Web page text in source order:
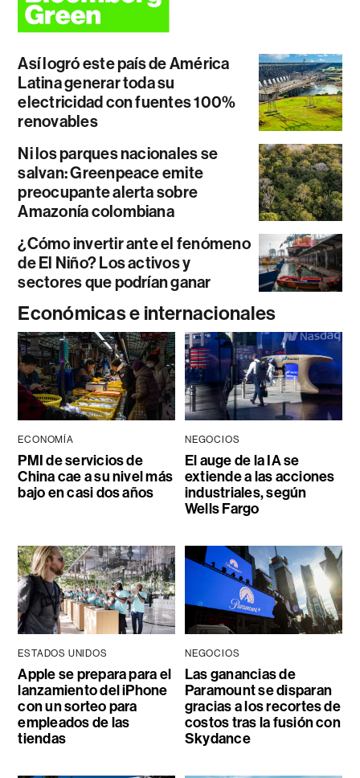
Así logró este país de América
Latina generar toda su
electricidad con fuentes 100%
renovables
Ni los parques nacionales se
salvan: Greenpeace emite
preocupante alerta sobre
Amazonía colombiana
¿Cómo invertir ante el fenómeno
de El Niño? Los activos y
sectores que podrían ganar
Económicas e internacionales
ECONOMÍA
PMI de servicios de
China cae a su nivel más
bajo en casi dos años
NEGOCIOS
El auge de la IA se
extiende a las acciones
industriales, según
Wells Fargo
ESTADOS UNIDOS
Apple se prepara para el
lanzamiento del iPhone
con un sorteo para
empleados de las
tiendas
NEGOCIOS
Las ganancias de
Paramount se disparan
gracias a los recortes de
costos tras la fusión con
Skydance